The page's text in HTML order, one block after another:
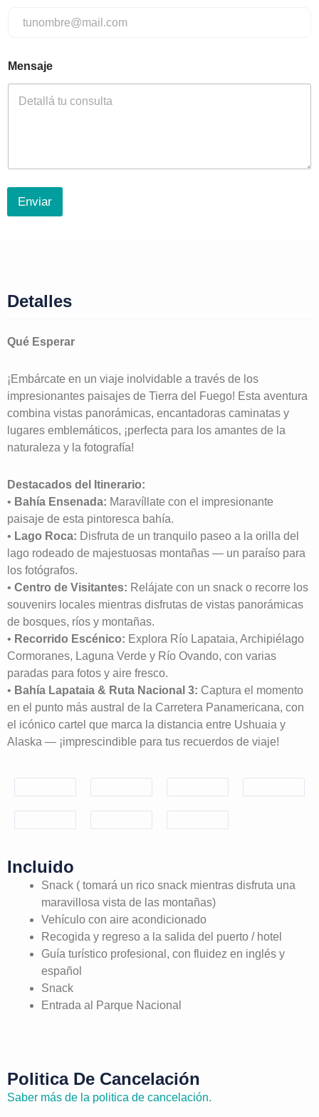
Mensaje
Enviar
Detalles
Qué Esperar
¡Embárcate en un viaje inolvidable a través de los
impresionantes paisajes de Tierra del Fuego! Esta aventura
combina vistas panorámicas, encantadoras caminatas y
lugares emblemáticos, ¡perfecta para los amantes de la
naturaleza y la fotografía!
Destacados del Itinerario:
• Bahía Ensenada: Maravíllate con el impresionante
paisaje de esta pintoresca bahía.
• Lago Roca: Disfruta de un tranquilo paseo a la orilla del
lago rodeado de majestuosas montañas — un paraíso para
los fotógrafos.
• Centro de Visitantes: Relájate con un snack o recorre los
souvenirs locales mientras disfrutas de vistas panorámicas
de bosques, ríos y montañas.
• Recorrido Escénico: Explora Río Lapataia, Archipiélago
Cormoranes, Laguna Verde y Río Ovando, con varias
paradas para fotos y aire fresco.
• Bahía Lapataia & Ruta Nacional 3: Captura el momento
en el punto más austral de la Carretera Panamericana, con
el icónico cartel que marca la distancia entre Ushuaia y
Alaska — ¡imprescindible para tus recuerdos de viaje!
Incluido
Snack ( tomará un rico snack mientras disfruta una
maravillosa vista de las montañas)
Vehículo con aire acondicionado
Recogida y regreso a la salida del puerto / hotel
Guía turístico profesional, con fluidez en inglés y
español
Snack
Entrada al Parque Nacional
Politica De Cancelación
Saber más de la politica de cancelación.